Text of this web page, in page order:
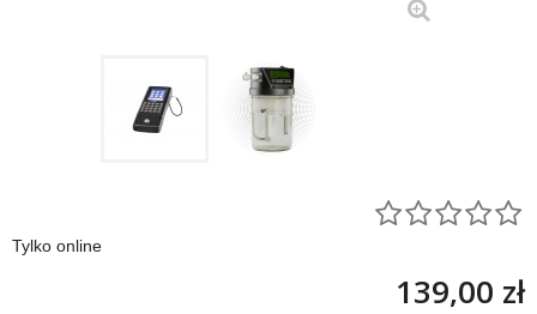
Tylko online
139,00 zł